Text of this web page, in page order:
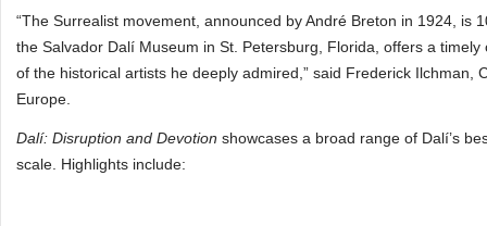
“The Surrealist movement, announced by André Breton in 1924, is
the Salvador Dalí Museum in St. Petersburg, Florida, offers a
of the historical artists he deeply admired,” said Frederick Ilchman,
Europe.
Dalí: Disruption and Devotion showcases a broad range of Dalí’s
scale. Highlights include: